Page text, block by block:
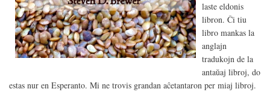
laste eldonis
libron. Ĉi tiu
libro mankas la
anglajn
tradukojn de la
antaŭaj libroj, do
estas nur en Esperanto. Mi ne trovis grandan aĉetantaron per miaj libroj.